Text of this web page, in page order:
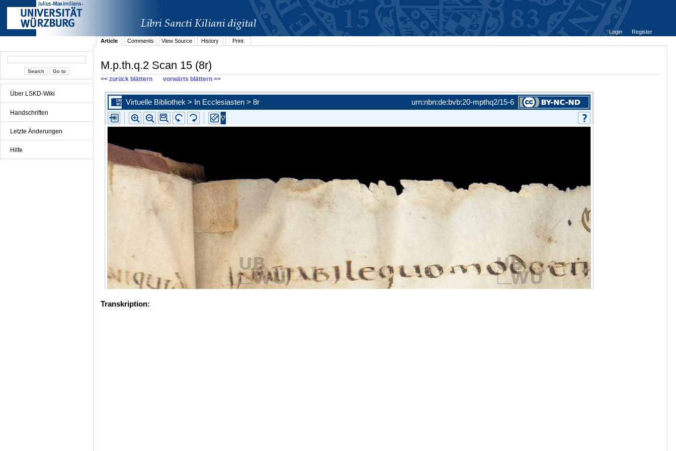
Über LSKD-Wiki
Handschriften
Letzte Änderungen
Hilfe
Login
Register
Article
Comments View Source History Print
M.p.th.q.2 Scan 15 (8r)
<< zurück blättern vorwärts blättern >>
Transkription: